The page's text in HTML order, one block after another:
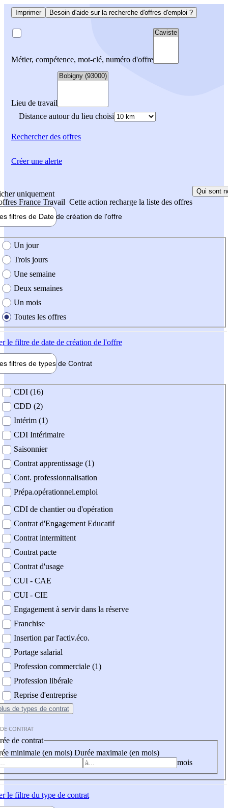
Imprimer Besoin d'aide sur la recherche d'offres d'emploi ?
Métier, compétence, mot-clé, numéro d'offre
Lieu de travail
Distance autour du lieu choisi
Rechercherdes offres
uniquement
France Travail Cette action recharge la liste des offres
Qui sont
filtres de Date de création de l'offre
création de l'offre
Un jour
Trois jours
Une semaine
Deux semaines
Un mois
Toutes les offres
le filtre de date de création de l'offre
filtres de types de Contrat
contrat
CDI (16)
CDD (2)
Intérim (1)
CDI Intérimaire
Saisonnier
Contrat apprentissage (1)
Cont. professionnalisation
Prépa.opérationnel.emploi
CDI de chantier ou d'opération
Contrat d'Engagement Educatif
Contrat intermittent
Contrat pacte
Contrat d'usage
CUI - CAE
CUI - CIE
Engagement à servir dans la réserve
Franchise
Insertion par l'activ.éco.
Portage salarial
Profession commerciale (1)
Profession libérale
Reprise d'entreprise
de types de contrat
CONTRAT
de contrat
minimale (en mois) Durée maximale (en mois)
mois
le filtre du type de contrat
Créer une alerte